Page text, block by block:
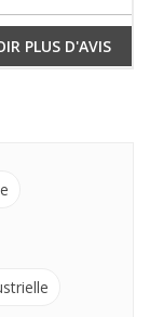
PLUS D'AVIS